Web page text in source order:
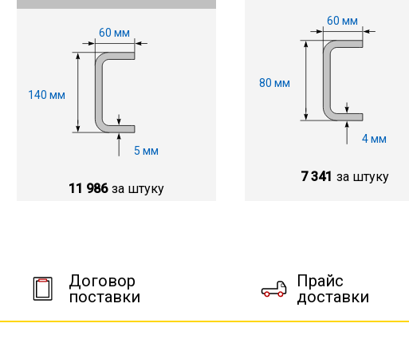
60 мм
140 мм
5 мм
11 986 за штуку
60 мм
80 мм
4 мм
7 341 за штуку
Договор
поставки
Прайс
доставки